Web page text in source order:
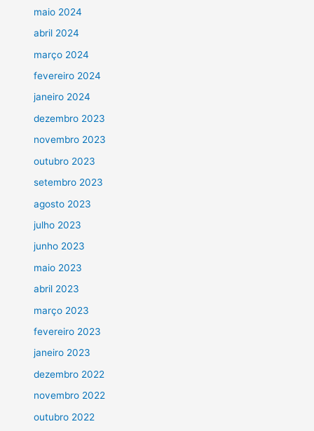
maio 2024
abril 2024
março 2024
fevereiro 2024
janeiro 2024
dezembro 2023
novembro 2023
outubro 2023
setembro 2023
agosto 2023
julho 2023
junho 2023
maio 2023
abril 2023
março 2023
fevereiro 2023
janeiro 2023
dezembro 2022
novembro 2022
outubro 2022